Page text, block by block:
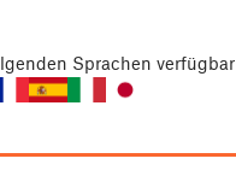
Sprachen verfügbar